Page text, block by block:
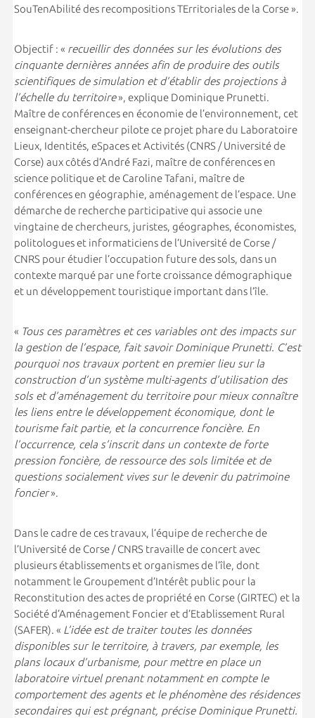
SouTenAbilité des recompositions TErritoriales de la Corse ».
Objectif : « recueillir des données sur les évolutions des
cinquante dernières années afin de produire des outils
scientifiques de simulation et d’établir des projections à
l’échelle du territoire», explique Dominique Prunetti.
Maître de conférences en économie de l’environnement, cet
enseignant-chercheur pilote ce projet phare du Laboratoire
Lieux, Identités, eSpaces et Activités (CNRS / Université de
Corse) aux côtés d’André Fazi, maître de conférences en
science politique et de Caroline Tafani, maître de
conférences en géographie, aménagement de l’espace. Une
démarche de recherche participative qui associe une
vingtaine de chercheurs, juristes, géographes, économistes,
politologues et informaticiens de l’Université de Corse /
CNRS pour étudier l’occupation future des sols, dans un
contexte marqué par une forte croissance démographique
et un développement touristique important dans l’île.
« Tous ces paramètres et ces variables ont des impacts sur
la gestion de l’espace, fait savoir Dominique Prunetti. C’est
pourquoi nos travaux portent en premier lieu sur la
construction d’un système multi-agents d’utilisation des
sols et d’aménagement du territoire pour mieux connaître
les liens entre le développement économique, dont le
tourisme fait partie, et la concurrence foncière. En
l’occurrence, cela s’inscrit dans un contexte de forte
pression foncière, de ressource des sols limitée et de
questions socialement vives sur le devenir du patrimoine
foncier».
Dans le cadre de ces travaux, l’équipe de recherche de
l’Université de Corse / CNRS travaille de concert avec
plusieurs établissements et organismes de l’île, dont
notamment le Groupement d’Intérêt public pour la
Reconstitution des actes de propriété en Corse (GIRTEC) et la
Société d’Aménagement Foncier et d’Etablissement Rural
(SAFER). « L’idée est de traiter toutes les données
disponibles sur le territoire, à travers, par exemple, les
plans locaux d’urbanisme, pour mettre en place un
laboratoire virtuel prenant notamment en compte le
comportement des agents et le phénomène des résidences
secondaires qui est prégnant, précise Dominique Prunetti.